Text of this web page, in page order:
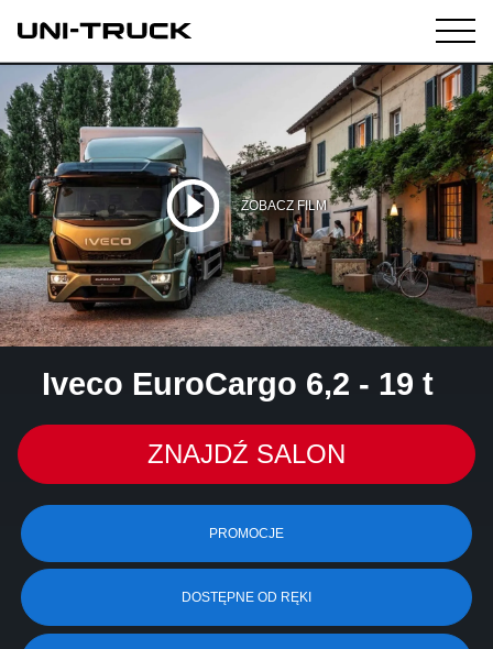
ZOBACZ FILM
Iveco EuroCargo 6,2 - 19 t
ZNAJDŹ SALON
PROMOCJE
DOSTĘPNE OD RĘKI